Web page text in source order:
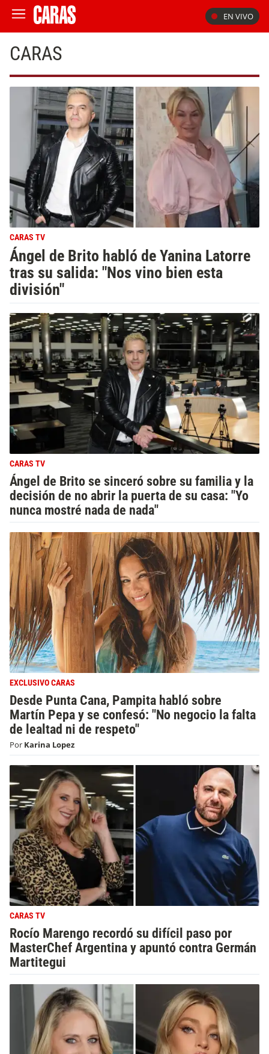
EN VIVO
CARAS
CARAS TV
Ángel de Brito habló de Yanina Latorre
tras su salida: "Nos vino bien esta
división"
CARAS TV
Ángel de Brito se sinceró sobre su familia y la
decisión de no abrir la puerta de su casa: "Yo
nunca mostré nada de nada"
EXCLUSIVO CARAS
Desde Punta Cana, Pampita habló sobre
Martín Pepa y se confesó: "No negocio la falta
de lealtad ni de respeto"
Por Karina Lopez
CARAS TV
Rocío Marengo recordó su difícil paso por
MasterChef Argentina y apuntó contra Germán
Martitegui